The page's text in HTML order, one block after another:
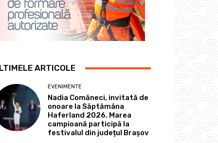
ARTICOLE
EVENIMENTE
Nadia Comăneci, invitată de
onoare la Săptămâna
Haferland 2026. Marea
campioană participă la
festivalul din județul Brașov